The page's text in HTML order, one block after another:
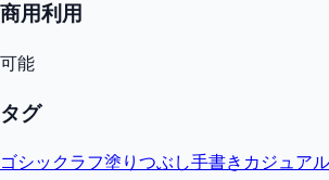
商用利用
可能
タグ
ゴシックラフ塗りつぶし手書き カジュアル